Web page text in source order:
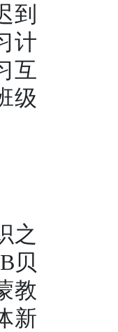
到
计
互
级
之
贝
教
新